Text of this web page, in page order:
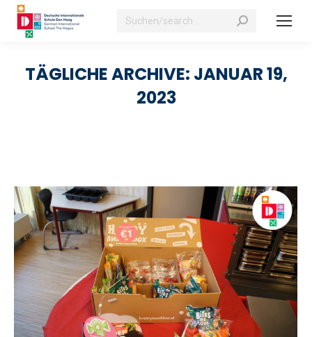
Suchen:
TÄGLICHE ARCHIVE: JANUAR 19,
2023